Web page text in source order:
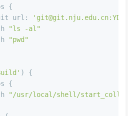
{
url:
"ls -al"
"pwd"
) {
{
"/usr/local/shell/